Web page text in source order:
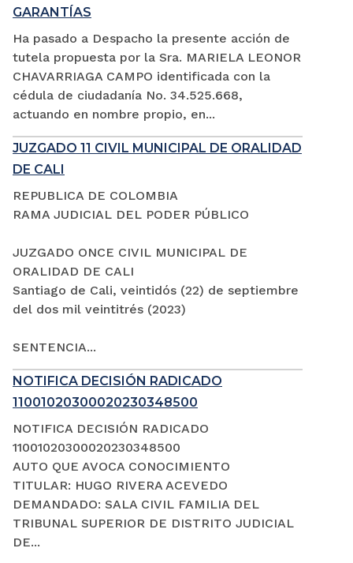
GARANTÍAS
Ha pasado a Despacho la presente acción de
tutela propuesta por la Sra. MARIELA LEONOR
CHAVARRIAGA CAMPO identificada con la
cédula de ciudadanía No. 34.525.668,
actuando en nombre propio, en...
JUZGADO 11 CIVIL MUNICIPAL DE ORALIDAD
DE CALI
REPUBLICA DE COLOMBIA
RAMA JUDICIAL DEL PODER PÚBLICO
JUZGADO ONCE CIVIL MUNICIPAL DE
ORALIDAD DE CALI
Santiago de Cali, veintidós (22) de septiembre
del dos mil veintitrés (2023)
SENTENCIA...
NOTIFICA DECISIÓN RADICADO
11001020300020230348500
NOTIFICA DECISIÓN RADICADO
11001020300020230348500
AUTO QUE AVOCA CONOCIMIENTO
TITULAR: HUGO RIVERA ACEVEDO
DEMANDADO: SALA CIVIL FAMILIA DEL
TRIBUNAL SUPERIOR DE DISTRITO JUDICIAL
DE...